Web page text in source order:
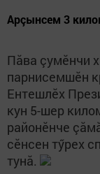
Арçынсем 3
Пăва çумӗнчи
парнисемшӗн
Ентешлӗх
кун 5-шер
районӗнче
сӗнсен тӳрех
тунă.